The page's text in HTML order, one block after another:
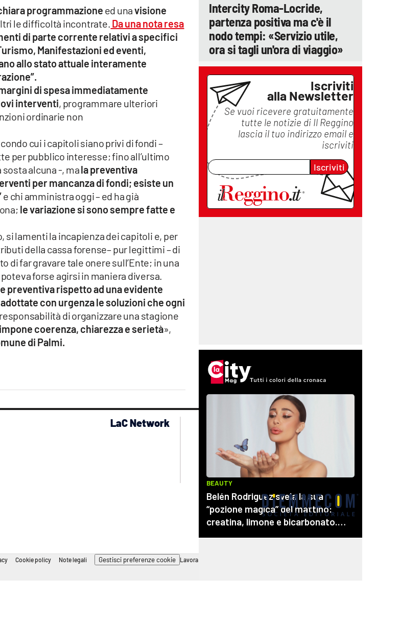
programmazione ed unavisione
le difficoltà incontrate. Da una nota resa
di parte corrente relativi a specifici
Manifestazioni ed eventi,
allo stato attuale interamente
di spesa immediatamente
interventi, programmare ulteriori
ordinarie non
cui i capitoli siano privi di fondi –
per pubblico interesse; fino all’ultimo
alcuna -, mala preventiva
per mancanza di fondi; esiste un
e chi amministra oggi – ed ha già
le variazione si sono sempre fatte e
si lamenti la incapienza dei capitoli e, per
della cassa forense– pur legittimi – di
di far gravare tale onere sull’Ente; in una
forse agirsi in maniera diversa.
preventiva rispetto ad una evidente
con urgenza le soluzioni che ogni
di organizzare una stagione
coerenza, chiarezza e serietà»,
di Palmi.
Intercity Roma-Locride,
partenza positiva ma c'è il
nodo tempi: «Servizio utile,
ora si tagli un'ora di viaggio»
Iscriviti
alla Newsletter
Se vuoi ricevere gratuitamente
tutte le notizie di Il Reggino
lascia il tuo indirizzo email e
iscriviti
Iscriviti
LaC Network
laconair.it
lacitymag.it
lacapitalenews.it
cosenzachannel.it
ilvibonese.it
catanzarochannel.it
Cookie policy Note legali Gestisci preferenze cookie Lavora con noi